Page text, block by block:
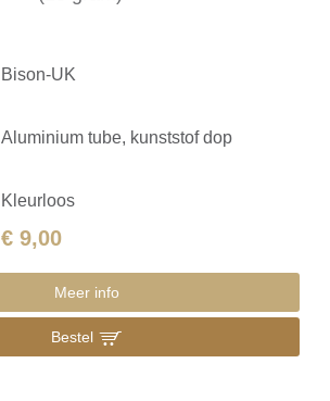
Bison-UK
Aluminium tube, kunststof dop
Kleurloos
€ 9,00
Meer info
Bestel